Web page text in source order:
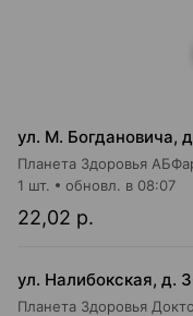
ул. М. Богдановича,
22,02 р.
1 шт. обновл. в 08:07
ул. Налибокская, д.